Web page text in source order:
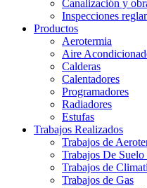
Canalización y
Inspecciones
Productos
Aerotermia
Aire
Calderas
Calentadores
Programadores
Radiadores
Estufas
Trabajos Realizados
Trabajos de
Trabajos De Suelo
Trabajos de
Trabajos de Gas